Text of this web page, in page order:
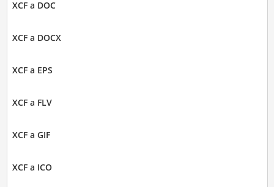
XCF a DOC
XCF a DOCX
XCF a EPS
XCF a FLV
XCF a GIF
XCF a ICO